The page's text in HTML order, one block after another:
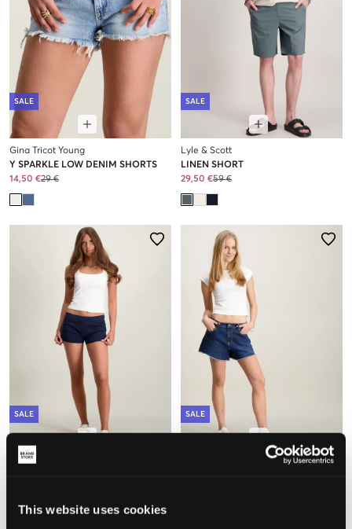
This website uses cookies
SALE
Gina Tricot Young
Y SPARKLE LOW DENIM SHORTS
14,50 €29 €
SALE
Lyle & Scott
LINEN SHORT
29,50 €59 €
SALE
Gina Tricot Young 14+
SALE